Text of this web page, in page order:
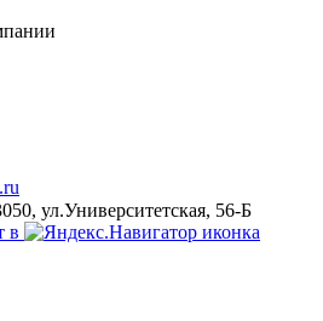
ул.Университетская, 56-Б
в